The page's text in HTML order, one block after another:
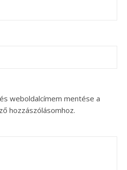
weboldalcímem mentése a
hozzászólásomhoz.